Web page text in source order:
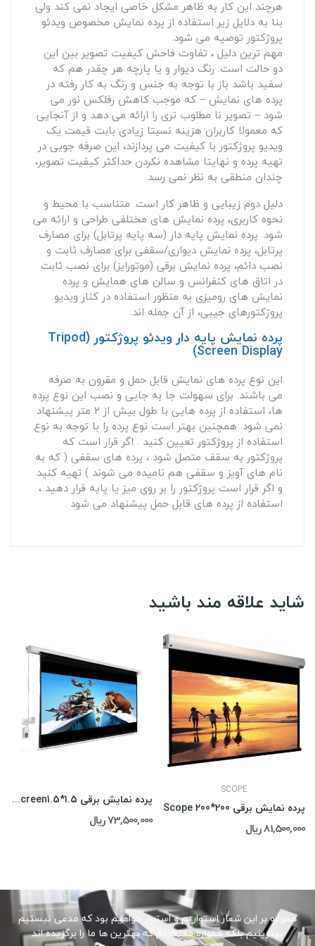
هرچند این کار به ظاهر مشکل خاصی ایجاد نمی کند ولی
بنا به دلایل زیر استفاده از پرده نمایش مخصوص ویدئو
پروژکتور توصیه می شود.
مهم ترین دلیل ، تفاوت فاحش کیفیت تصویر بین این
دو حالت است. رنگ دیوار و یا پارچه هر چقدر هم که
سفید باشد باز با توجه به جنس و رنگ به کار رفته در
پرده های نمایش – که موجب کاهش رفلکس نور می
شود – تصویر نا مطلوب تری را ارائه می دهد و از آنجایی
که معمولا کاربران هزینه نسبتا زیادی بابت قیمت یک
ویدیو پروژکتور با کیفیت می پردازند، این صرفه جویی در
تهیه پرده و نهایتا مشاهده نکردن حداکثر کیفیت تصویر،
چندان منطقی به نظر نمی رسد.
دلیل دوم زیبایی و ظاهر کار است. متناسب با محیط و
نحوه کاربری، پرده نمایش های مختلفی طراحی و ارائه می
شود. پرده نمایش پایه دار (سه پایه پرتابل) برای مصارف
پرتابل، پرده نمایش دیواری/سقفی برای مصارف ثابت و
نصب دائم، پرده نمایش برقی (موتورایز) برای نصب ثابت
در اتاق های کنفرانس و سالن های همایش و پرده
نمایش های رومیزی به منظور استفاده در کنار ویدیو
پروژکتورهای جیبی، از آن جمله اند.
پرده نمایش پایه دار ویدئو پروژکتور (Tripod
Screen Display)
این نوع پرده های نمایش قابل حمل و مقرون به صرفه
می باشند. برای سهولت جا به جایی و نصب این نوع پرده
ها، استفاده از پرده هایی با طول بیش از ۲ متر پیشنهاد
نمی شود. همچنین بهتر است نوع پرده را با توجه به نوع
استفاده از پروژکتور تعیین کنید . اگر قرار است که
پروژکتور به سقف متصل شود ، پرده های سقفی ( که به
نام های آویز و سقفی هم نامیده می شوند ) تهیه کنید
و اگر قرار است پروژکتور را بر روی میز یا پایه قرار دهید ،
استفاده از پرده های قابل حمل پیشنهاد می شود .
شاید علاقه مند باشید
پرده نمایش برقی Scope Screen1.5*1.5
73,500,000 ریال
SCOPE
پرده نمایش برقی Scope 200*200
81,500,000 ریال
همواره بر این شعار استواریم و استوار خواهیم بود که مدعی نیستیم
بهترینیم بلکه همواره مفتخریم که بهترین ها ما را برگزیده اند